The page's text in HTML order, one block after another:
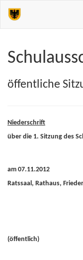
öffentliche
Niederschrift
über die 1. Sitzung des
am 07.11.2012
Ratssaal, Rathaus,
(öffentlich)